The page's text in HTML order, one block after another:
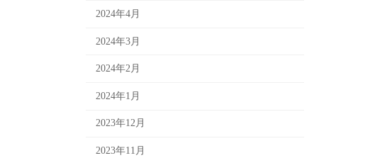
2024年4月
2024年3月
2024年2月
2024年1月
2023年12月
2023年11月